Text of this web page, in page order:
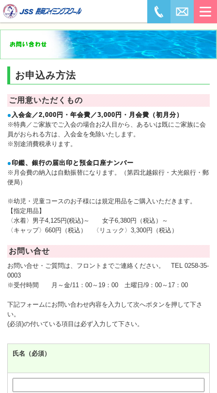
お申込み方法
ご用意いただくもの
● 入会金／2,000円・年会費／3,000円・月会費（初月分）
※特典／ご家族でご入会の場合お2人目から、あるいは既にご家族に会
員がおられる方は、入会金を免除いたします。
※別途消費税承ります。
●印鑑、銀行の届出印と預金口座ナンバー
※月会費の納入は自動振替になります。（第四北越銀行・大光銀行・郵
便局）
※幼児・児童コースのお子様には規定用品をご購入いただきます。
【指定用品】
〈水着〉男子4,125円(税込)～ 女子6,380円（税込）～
〈キャップ〉660円（税込） 〈リュック〉3,300円（税込）
お問い合せ
お問い合せ・ご質問は、フロントまでご連絡ください。 TEL 0258-35-
0003
※受付時間 月～金/11：00～19：00 土曜日/9：00～17：00
下記フォームにお問い合わせ内容を入力して次へボタンを押して下さ
い。
(必須)の付いている項目は必ず入力して下さい。
氏名（必須）